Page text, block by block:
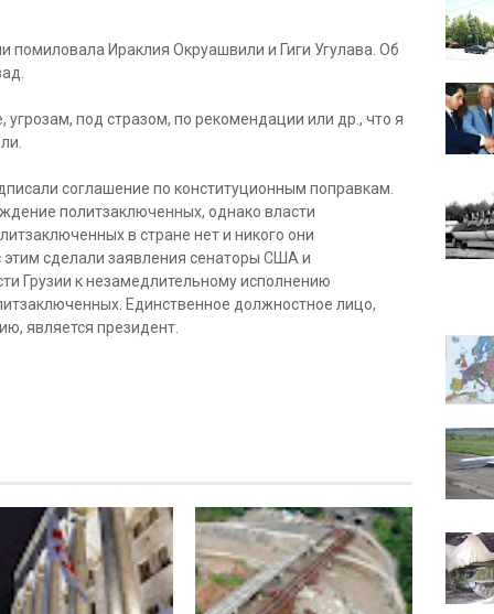
помиловала Ираклия Окруашвили и Гиги Угулава. Об
под стразом, по рекомендации или др., что я
соглашение по конституционным поправкам.
политзаключенных, однако власти
в стране нет и никого они
сделали заявления сенаторы США и
Грузии к незамедлительному исполнению
Единственное должностное лицо,
является президент.